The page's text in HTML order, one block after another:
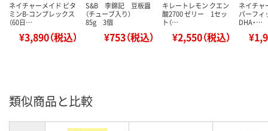
ネイチャーメイド ビタ
ミンB-コンプレックス
（60日…
¥3,890（税込）
S&B 李錦記 豆板醤
（チューブ入り）
85g 3個
¥753（税込）
キレートレモン クエン
酸2700 ゼリー 1セッ
ト（…
¥2,550（税込）
ネイチャ
パーフィ
DHA・…
類似商品と比較